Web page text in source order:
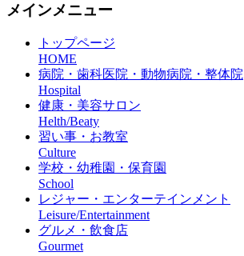
メインメニュー
トップページ
HOME
病院・歯科医院・動物病院・整体院
Hospital
健康・美容サロン
Helth/Beaty
習い事・お教室
Culture
学校・幼稚園・保育園
School
レジャー・エンターテインメント
Leisure/Entertainment
グルメ・飲食店
Gourmet